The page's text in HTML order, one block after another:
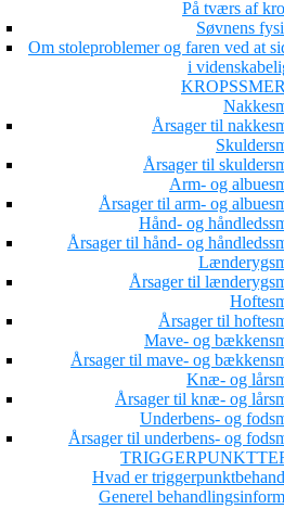
På tværs af
Søvnens
Om stoleproblemer og faren ved at
i
Årsager til
Årsager til
Arm- og
Årsager til arm- og
Hånd- og
Årsager til hånd- og
Årsager til
Årsager til
Mave- og
Årsager til mave- og
Knæ- og
Årsager til knæ- og
Underbens- og
Årsager til underbens- og
Hvad er
Generel